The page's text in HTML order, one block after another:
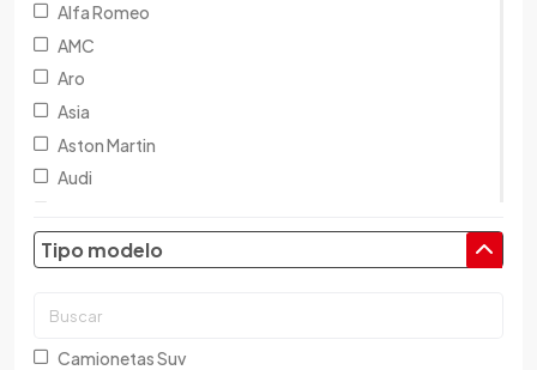
Alfa Romeo
AMC
Aro
Asia
Aston Martin
Audi
Baic
Bentley
Tipo modelo
Camionetas Suv